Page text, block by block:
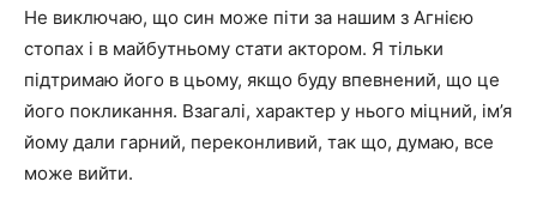
Не виключаю, що син може піти за нашим з Агнією
стопах і в майбутньому стати актором. Я тільки
підтримаю його в цьому, якщо буду впевнений, що це
його покликання. Взагалі, характер у нього міцний, ім’я
йому дали гарний, переконливий, так що, думаю, все
може вийти.